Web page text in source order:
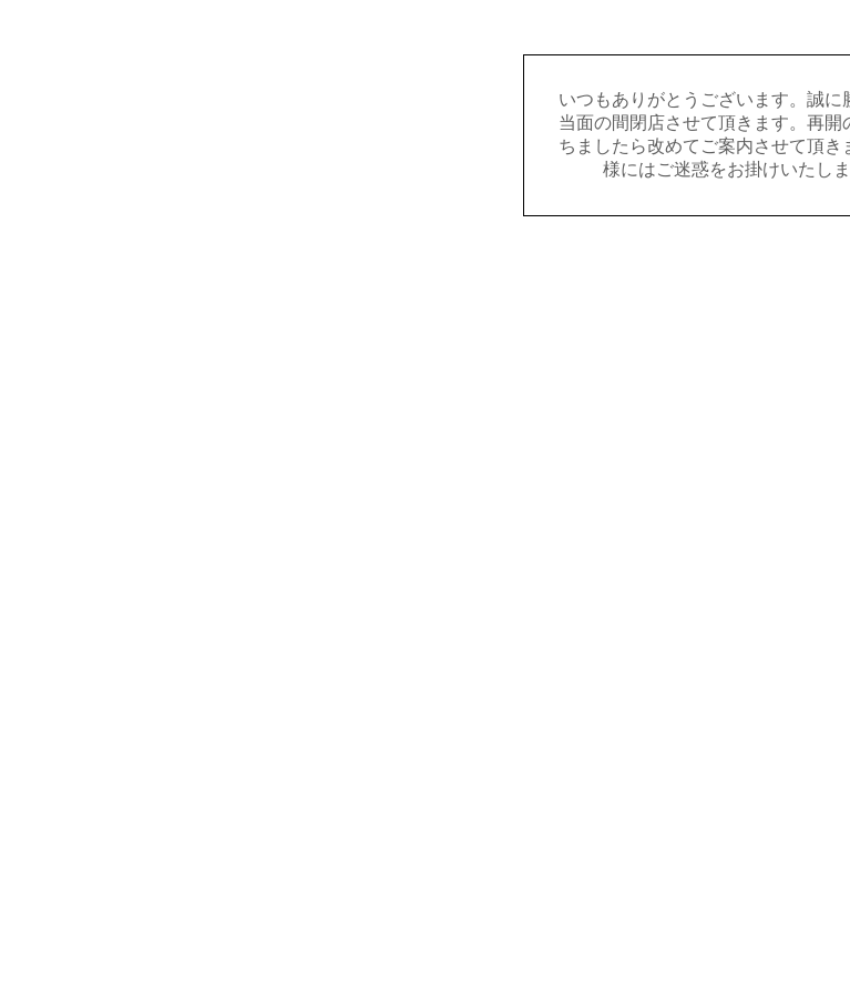
いつもありがとうございます。誠に
当面の間閉店させて頂きます。再開
ちましたら改めてご案内させて頂き
様にはご迷惑をお掛けいたしま